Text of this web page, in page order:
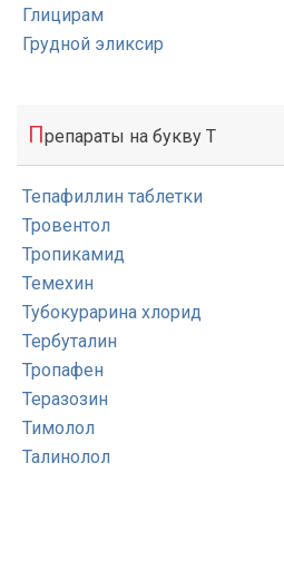
Глицирам
Грудной эликсир
Препараты на букву Т
Тепафиллин таблетки
Тровентол
Тропикамид
Темехин
Тубокурарина хлорид
Тербуталин
Тропафен
Теразозин
Тимолол
Талинолол